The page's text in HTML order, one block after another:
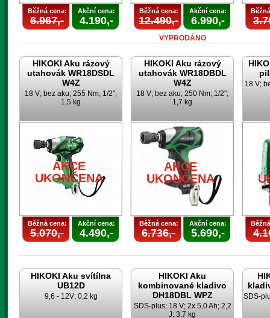
Běžná cena:
6.967,-
Akční cena:
4.190,-
Běžná cena:
12.490,-
Akční cena:
6.990,-
VYPRODÁNO
HIKOKI Aku rázový
utahovák WR18DSDL
W4Z
18 V; bez aku; 255 Nm; 1/2";
1,5 kg
AKCE
UKONČENA
Běžná cena:
5.070,-
Akční cena:
4.490,-
HIKOKI Aku rázový
utahovák WR18DBDL
W4Z
18 V; bez aku; 250 Nm; 1/2";
1,7 kg
AKCE
UKONČENA
Běžná cena:
6.736,-
Akční cena:
5.690,-
18 V;
HIKOKI Aku svítílna
UB12D
9,6 - 12V; 0,2 kg
HIKOKI Aku
kombinované kladivo
DH18DBL WPZ
SDS-plus; 18 V; 2x 5,0 Ah; 2,2
J; 3,7 kg
SDS-